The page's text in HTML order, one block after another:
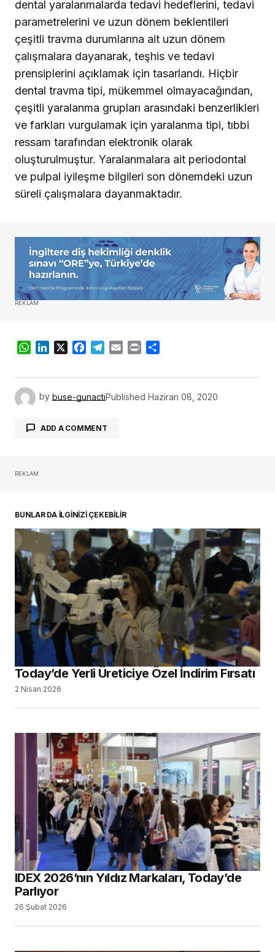
dental yaralanmalarda tedavi hedeflerini, tedavi
parametrelerini ve uzun dönem beklentileri
çeşitli travma durumlarına ait uzun dönem
çalışmalara dayanarak, teşhis ve tedavi
prensiplerini açıklamak için tasarlandı. Hiçbir
dental travma tipi, mükemmel olmayacağından,
çeşitli yaralanma grupları arasındaki benzerlikleri
ve farkları vurgulamak için yaralanma tipi, tıbbi
ressam tarafından elektronik olarak
oluşturulmuştur. Yaralanmalara ait periodontal
ve pulpal iyileşme bilgileri son dönemdeki uzun
süreli çalışmalara dayanmaktadır.
REKLAM
WhatsApp
LinkedIn
X Facebook
Telegram
Email Print
by buse-gunactiPublished Haziran 08, 2020
ADD A COMMENT
REKLAM
BUNLAR DA İLGİNİZİ ÇEKEBİLİR
Today’de Yerli Üreticiye Özel İndirim Fırsatı
2 Nisan 2026
IDEX 2026’nın Yıldız Markaları, Today’de
Parlıyor
26 Şubat 2026